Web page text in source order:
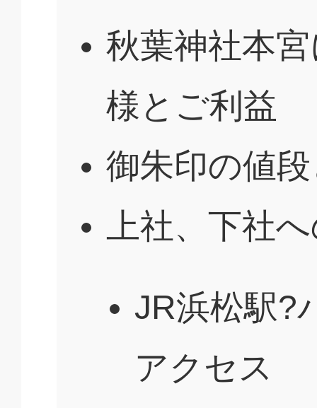
秋葉神社本
様とご利益
御朱印の値
上社、下社
JR浜松駅?
アクセス